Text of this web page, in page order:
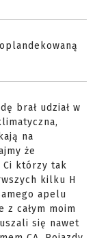
brał udział w
na
że
Ci którzy tak
kilku H
apelu
z całym moim
się nawet